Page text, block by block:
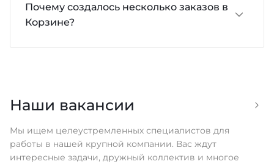
Почему создалось несколько заказов в
Корзине?
Наши вакансии
Мы ищем целеустремленных специалистов для
работы в нашей крупной компании. Вас ждут
интересные задачи, дружный коллектив и многое